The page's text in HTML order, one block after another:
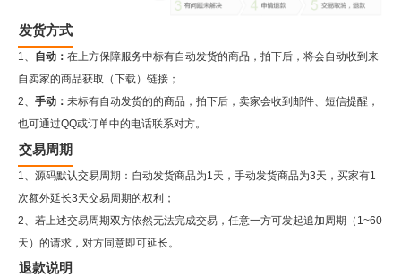
发货方式
1、 自动： 在上方保障服务中标有自动发货的商品，拍下后，将会自动收到来
自卖家的商品获取（下载）链接；
2、 手动： 未标有自动发货的的商品，拍下后，卖家会收到邮件、短信提醒，
也可通过QQ或订单中的电话联系对方。
交易周期
1、源码默认交易周期：自动发货商品为1天，手动发货商品为3天，买家有1
次额外延长3天交易周期的权利；
2、若上述交易周期双方依然无法完成交易，任意一方可发起追加周期（1~60
天）的请求，对方同意即可延长。
退款说明